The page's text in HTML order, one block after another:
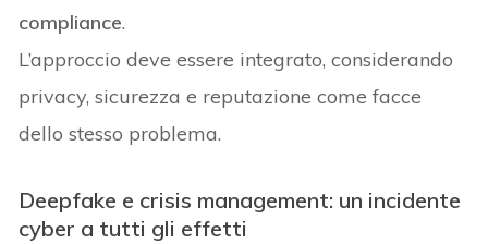
compliance.
L’approccio deve essere integrato, considerando
privacy, sicurezza e reputazione come facce
dello stesso problema.
Deepfake e crisis management: un incidente
cyber a tutti gli effetti